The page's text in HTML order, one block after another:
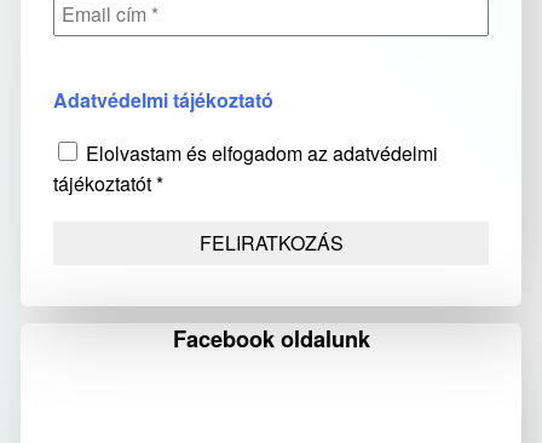
Adatvédelmi tájékoztató
Elolvastam és elfogadom az adatvédelmi
tájékoztatót *
Facebook oldalunk